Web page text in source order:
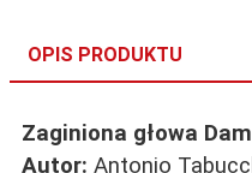
OPIS PRODUKTU
Zaginiona głowa
Autor: Antonio